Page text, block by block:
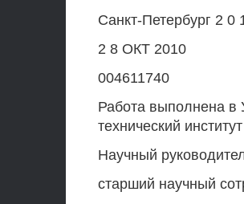
Санкт-Петербург 2 0
2 8 ОКТ 2010
004611740
Работа выполнена в
технический
Научный
старший научный